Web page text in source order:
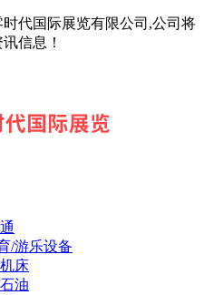
代国际展览有限公司,公司将
信息！
/游乐设备
床
油